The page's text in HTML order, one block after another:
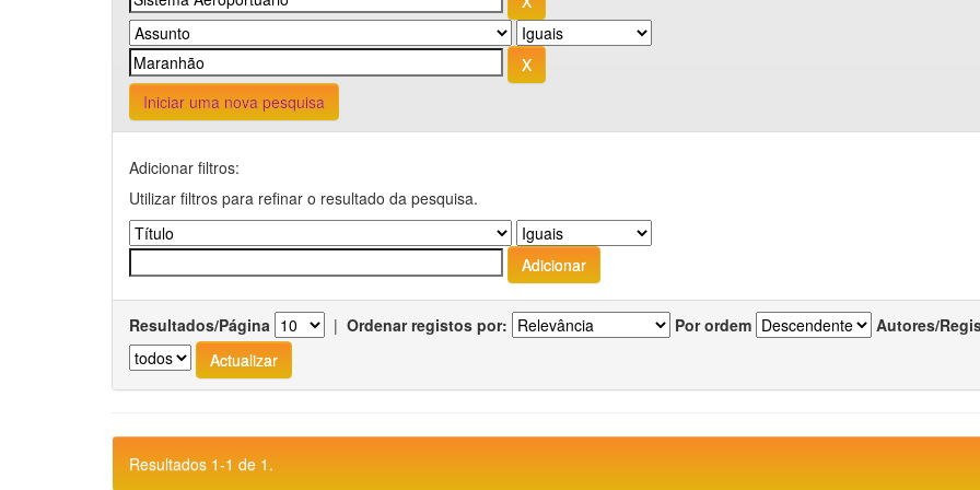
Iniciar uma nova pesquisa
Adicionar filtros:
Utilizar filtros para refinar o resultado da pesquisa.
Resultados/Página | Ordenar registos por: Por ordem Autores/
Resultados 1-1 de 1.